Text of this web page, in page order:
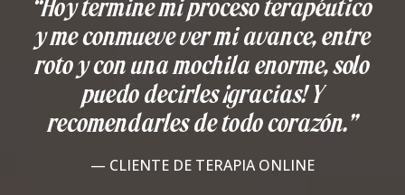
“Hoy termine mi proceso terapéutico
y me conmueve ver mi avance, entre
roto y con una mochila enorme, solo
puedo decirles ¡gracias! Y
recomendarles de todo corazón.”
— CLIENTE DE TERAPIA ONLINE